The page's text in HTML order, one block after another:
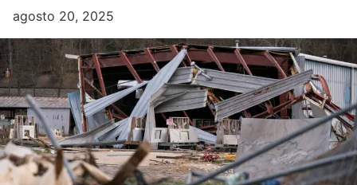
agosto 20, 2025